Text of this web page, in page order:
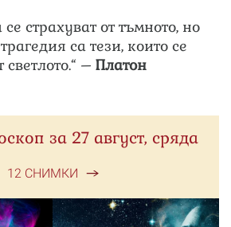
страхуват от тъмното, но
са тези, които се
светлото.“ – Платон
за 27 август, сряда
12 СНИМКИ